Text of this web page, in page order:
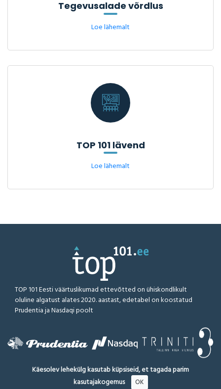
Tegevusalade võrdlus
Loe lähemalt
TOP 101 lävend
Loe lähemalt
TOP 101 Eesti väärtuslikumad ettevõtted on ühiskondlikult
oluline algatust alates 2020. aastast, edetabel on koostatud
Prudentia ja Nasdaqi poolt
Käesolev lehekülg kasutab küpsiseid, et tagada parim
kasutajakogemus
OK